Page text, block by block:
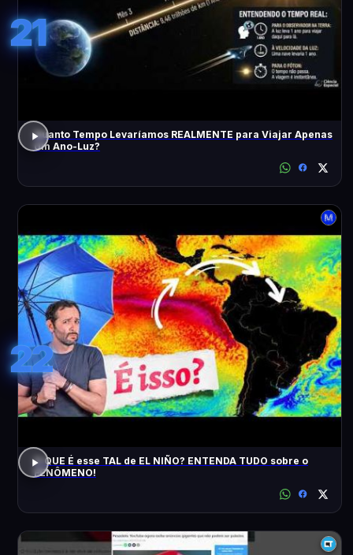
21
Quanto Tempo Levaríamos REALMENTE para Viajar Apenas
Um Ano-Luz?
22
O QUE É esse TAL de EL NIÑO? ENTENDA TUDO sobre o
FENÔMENO!